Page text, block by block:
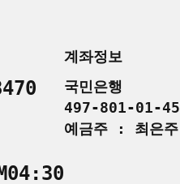
계좌정보
국민은행
497-801-01-
예금주 : 최은